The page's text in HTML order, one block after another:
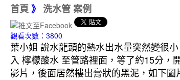
首頁 》 洗水管 案例
觀看次數：3800
葉小姐 說水龍頭的熱水出水量突然變很
入 檸檬酸水 至管路裡面，等了約15分，
影片，後面居然樓出膏狀的黑泥，如下